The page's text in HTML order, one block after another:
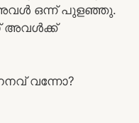
അവൾ ഒന്ന് പുളഞ്ഞു.
അവൾക്ക്
വന്നോ?